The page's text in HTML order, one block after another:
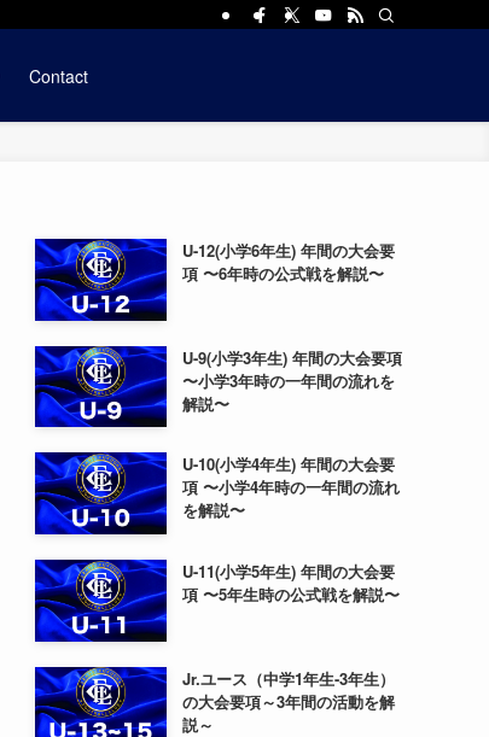
Contact
U-12(小学6年生) 年間の大会要
項 〜6年時の公式戦を解説〜
U-9(小学3年生) 年間の大会要項
〜小学3年時の一年間の流れを
解説〜
U-10(小学4年生) 年間の大会要
項 〜小学4年時の一年間の流れ
を解説〜
U-11(小学5年生) 年間の大会要
項 〜5年生時の公式戦を解説〜
Jr.ユース（中学1年生-3年生）
の大会要項～3年間の活動を解
説～